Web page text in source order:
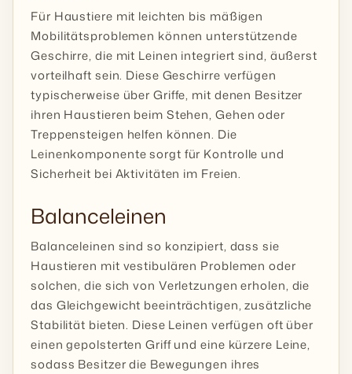
Für Haustiere mit leichten bis mäßigen
Mobilitätsproblemen können unterstützende
Geschirre, die mit Leinen integriert sind, äußerst
vorteilhaft sein. Diese Geschirre verfügen
typischerweise über Griffe, mit denen Besitzer
ihren Haustieren beim Stehen, Gehen oder
Treppensteigen helfen können. Die
Leinenkomponente sorgt für Kontrolle und
Sicherheit bei Aktivitäten im Freien.
Balanceleinen
Balanceleinen sind so konzipiert, dass sie
Haustieren mit vestibulären Problemen oder
solchen, die sich von Verletzungen erholen, die
das Gleichgewicht beeinträchtigen, zusätzliche
Stabilität bieten. Diese Leinen verfügen oft über
einen gepolsterten Griff und eine kürzere Leine,
sodass Besitzer die Bewegungen ihres